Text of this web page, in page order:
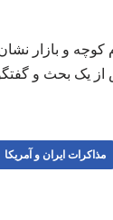
و بازار
یک بحث و
مذاکرات ایران و آمریکا